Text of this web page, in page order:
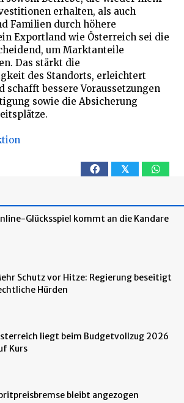
erhalten, als auch
Familien durch höhere
Exportland wie Österreich sei die
um Marktanteile
Das stärkt die
des Standorts, erleichtert
schafft bessere Voraussetzungen
sowie die Absicherung
𝕏
Glücksspiel kommt an die Kandare
Schutz vor Hitze: Regierung beseitigt
Hürden
liegt beim Budgetvollzug 2026
Kurs
bleibt angezogen